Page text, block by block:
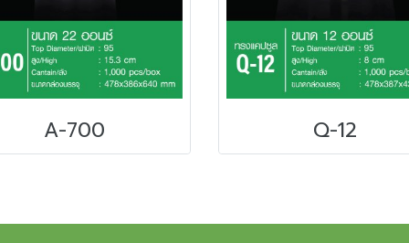
A-700 Q-12